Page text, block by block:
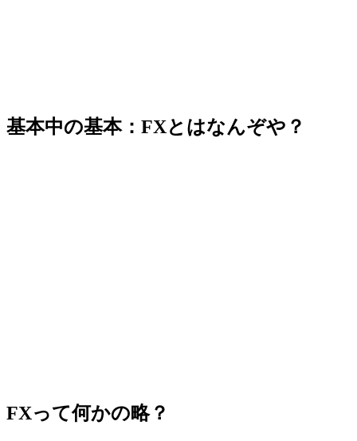
基本中の基本：FXとはなんぞや？
FXって何かの略？